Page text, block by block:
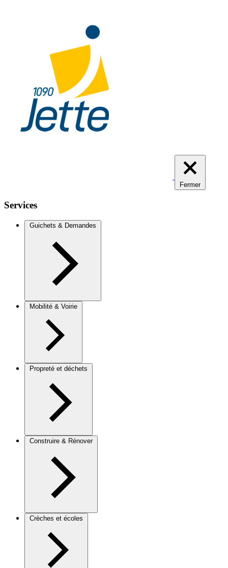
Fermer
Services
Guichets & Demandes
Mobilité & Voirie
Propreté et déchets
Construire & Rénover
Crèches et écoles